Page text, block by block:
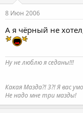
8 Июн 2006
А я чёрный не
Ну не люблю я седаны!!!
Какая Мазда?! 3?! Я вас
Не надо мне три мазды!